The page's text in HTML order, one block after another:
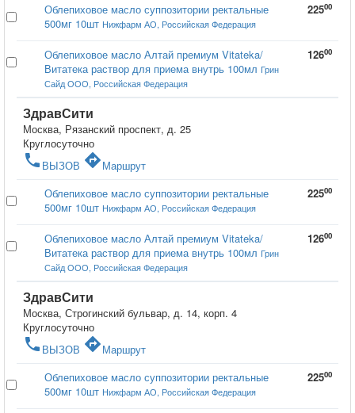
Облепиховое масло суппозитории ректальные
500мг 10шт Нижфарм АО, Российская Федерация
22500
Облепиховое масло Алтай премиум Vitateka/
Витатека раствор для приема внутрь 100мл Грин
Сайд ООО, Российская Федерация
12600
ЗдравСити
Москва, Рязанский проспект, д. 25
Круглосуточно
phone ВЫЗОВ directionsМаршрут
Облепиховое масло суппозитории ректальные
500мг 10шт Нижфарм АО, Российская Федерация
22500
Облепиховое масло Алтай премиум Vitateka/
Витатека раствор для приема внутрь 100мл Грин
Сайд ООО, Российская Федерация
12600
ЗдравСити
Москва, Строгинский бульвар, д. 14, корп. 4
Круглосуточно
phone ВЫЗОВ directionsМаршрут
Облепиховое масло суппозитории ректальные
500мг 10шт Нижфарм АО, Российская Федерация
22500